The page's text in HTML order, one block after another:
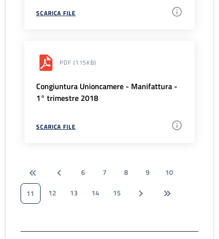
SCARICA FILE
PDF (115KB)
Congiuntura Unioncamere - Manifattura -
1° trimestre 2018
SCARICA FILE
6 7 8 9
10
11
12 13 14 15